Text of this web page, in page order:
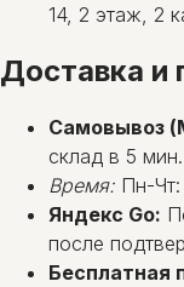
14, 2 этаж, 2
Доставка и
Самовывоз
склад в 5
Время: Пн-
Яндекс Go:
после
Бесплатная